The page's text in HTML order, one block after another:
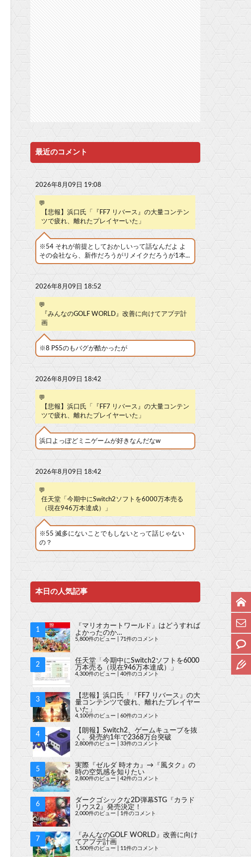
最近のコメント
2026年8月09日 19:08
💬
【悲報】浜口氏「『FF7 リバース』の大量コンテン
ツで疲れ、離れたプレイヤーいた」
※54 それが前提としておかしいって話なんだよ よ
その会社なら、新作だろうがリメイクだろうが1本...
2026年8月09日 18:52
💬
『みんなのGOLF WORLD』改善に向けてアプデ計
画
※8 PS5のもバグが酷かったが
2026年8月09日 18:42
💬
【悲報】浜口氏「『FF7 リバース』の大量コンテン
ツで疲れ、離れたプレイヤーいた」
浜口よっぽどミニゲームが好きなんだなw
2026年8月09日 18:42
💬
任天堂「今期中にSwitch2ソフトを6000万本売る
（現在946万本達成）」
※55 滅多にないことでもしないとって話じゃない
の？
本日の人気記事
『マリオカートワールド』はどうすれば
よかったのか…
5,800件のビュー 71件のコメント
任天堂「今期中にSwitch2ソフトを6000
万本売る（現在946万本達成）」
4,300件のビュー 40件のコメント
【悲報】浜口氏「『FF7 リバース』の大
量コンテンツで疲れ、離れたプレイヤー
いた」
4,100件のビュー 60件のコメント
【朗報】Switch2、ゲームキューブを抜
く。発売約1年で2368万台突破
2,800件のビュー 33件のコメント
実際『ゼルダ 時オカ』→『風タク』の
時の空気感を知りたい
2,800件のビュー 42件のコメント
ダークゴシックな2D弾幕STG『カラド
リウス2』発売決定！
2,000件のビュー| 1件のコメント
『みんなのGOLF WORLD』改善に向け
てアプデ計画
1,500件のビュー|11件のコメント